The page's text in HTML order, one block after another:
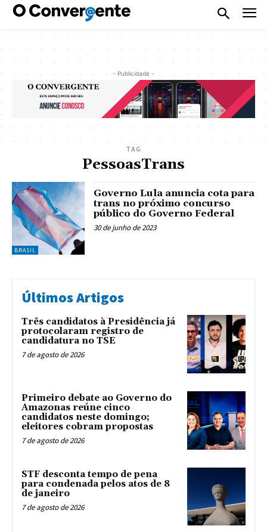
- Publicidade -
TAG
PessoasTrans
BRASIL
Governo Lula anuncia cota para
trans no próximo concurso
público do Governo Federal
30 de junho de 2023
Últimos Artigos
Três candidatos à Presidência já
protocolaram registro de
candidatura no TSE
7 de agosto de 2026
Primeiro debate ao Governo do
Amazonas reúne cinco
candidatos neste domingo;
eleitores cobram propostas
7 de agosto de 2026
STF desconta tempo de pena
para condenada pelos atos de 8
de janeiro
7 de agosto de 2026